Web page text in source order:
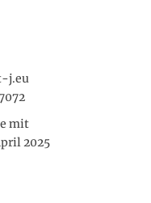
j.eu
mit
2025